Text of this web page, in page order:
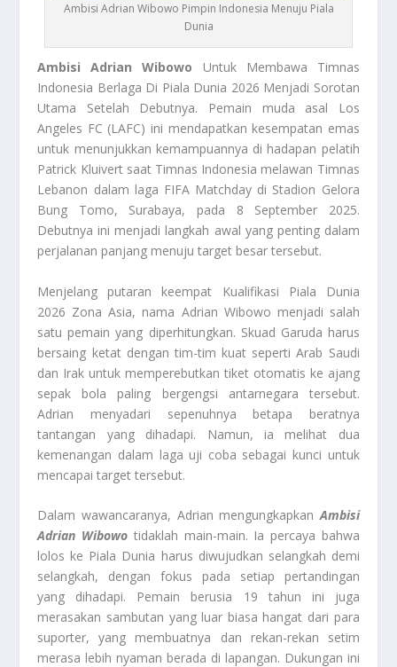
Ambisi Adrian Wibowo Pimpin Indonesia Menuju Piala
Dunia
Ambisi Adrian Wibowo Untuk Membawa Timnas
Indonesia Berlaga Di Piala Dunia 2026 Menjadi Sorotan
Utama Setelah Debutnya. Pemain muda asal Los
Angeles FC (LAFC) ini mendapatkan kesempatan emas
untuk menunjukkan kemampuannya di hadapan pelatih
Patrick Kluivert saat Timnas Indonesia melawan Timnas
Lebanon dalam laga FIFA Matchday di Stadion Gelora
Bung Tomo, Surabaya, pada 8 September 2025.
Debutnya ini menjadi langkah awal yang penting dalam
perjalanan panjang menuju target besar tersebut.
Menjelang putaran keempat Kualifikasi Piala Dunia
2026 Zona Asia, nama Adrian Wibowo menjadi salah
satu pemain yang diperhitungkan. Skuad Garuda harus
bersaing ketat dengan tim-tim kuat seperti Arab Saudi
dan Irak untuk memperebutkan tiket otomatis ke ajang
sepak bola paling bergengsi antarnegara tersebut.
Adrian menyadari sepenuhnya betapa beratnya
tantangan yang dihadapi. Namun, ia melihat dua
kemenangan dalam laga uji coba sebagai kunci untuk
mencapai target tersebut.
Dalam wawancaranya, Adrian mengungkapkanAmbisi
Adrian Wibowo tidaklah main-main. Ia percaya bahwa
lolos ke Piala Dunia harus diwujudkan selangkah demi
selangkah, dengan fokus pada setiap pertandingan
yang dihadapi. Pemain berusia 19 tahun ini juga
merasakan sambutan yang luar biasa hangat dari para
suporter, yang membuatnya dan rekan-rekan setim
merasa lebih nyaman berada di lapangan. Dukungan ini